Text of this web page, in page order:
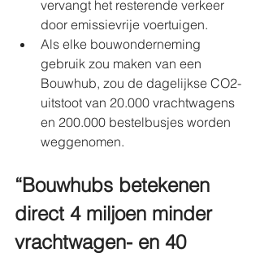
vervangt het resterende verkeer
door emissievrije voertuigen.
Als elke bouwonderneming
gebruik zou maken van een
Bouwhub, zou de dagelijkse CO2-
uitstoot van 20.000 vrachtwagens
en 200.000 bestelbusjes worden
weggenomen.
“Bouwhubs betekenen
direct 4 miljoen minder
vrachtwagen- en 40